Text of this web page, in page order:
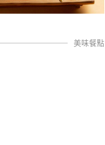
美味餐點